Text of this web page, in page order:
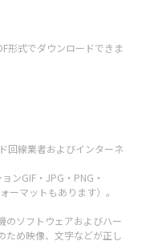
形式でダウンロードできま
回線業者およびインターネ
ンGIF・JPG・PNG・
ーマットもあります）。
のソフトウェアおよびハー
ため映像、文字などが正し